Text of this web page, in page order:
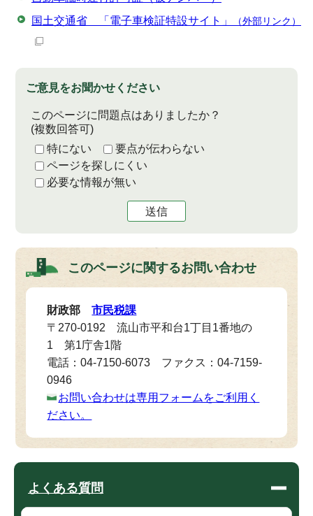
国土交通省 「電子車検証特設サイト」
（外部リンク）
ご意見をお聞かせください
このページに問題点はありましたか？
(複数回答可)
特にない
要点が伝わらない
ページを探しにくい
必要な情報が無い
送信
このページに関するお問い合わせ
財政部市民税課
〒270-0192 流山市平和台1丁目1番地の
1 第1庁舎1階
電話：04-7150-6073 ファクス：04-7159-
0946
お問い合わせは専用フォームをご利用く
ださい。
よくある質問